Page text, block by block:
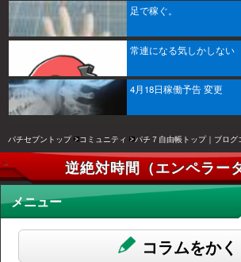
足で稼ぐ。
常連になる気しかしない
4月18日稼働予告 変更
パチセブントップ コミュニティ パチ７自由帳トップ｜ブログ
逆絶対時間（エンペラー
メニュー
コラムをかく